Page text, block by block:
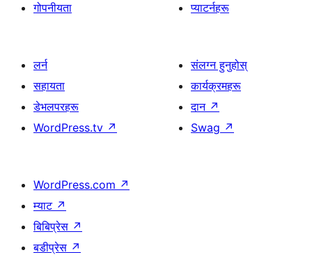
गोपनीयता
प्याटर्नहरू
लर्न
सहायता
डेभलपरहरू
WordPress.tv ↗
संलग्न हुनुहोस्
कार्यक्रमहरू
दान ↗
Swag ↗
WordPress.com ↗
म्याट ↗
बिबिप्रेस ↗
बडीप्रेस ↗